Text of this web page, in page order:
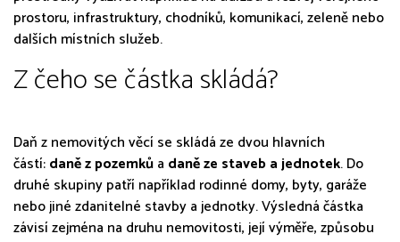
prostoru, infrastruktury, chodníků, komunikací, zeleně nebo
dalších místních služeb.
Z čeho se částka skládá?
Daň z nemovitých věcí se skládá ze dvou hlavních
částí:daně z pozemkůa daně ze staveb a jednotek. Do
druhé skupiny patří například rodinné domy, byty, garáže
nebo jiné zdanitelné stavby a jednotky. Výsledná částka
závisí zejména na druhu nemovitosti, její výměře, způsobu